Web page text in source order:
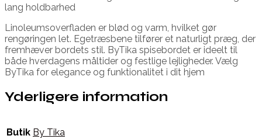
lang holdbarhed
Linoleumsoverfladen er blød og varm, hvilket gør
rengøringen let. Egetræsbene tilfører et naturligt præg, der
fremhæver bordets stil. ByTika spisebordet er ideelt til
både hverdagens måltider og festlige lejligheder. Vælg
ByTika for elegance og funktionalitet i dit hjem
Yderligere information
Butik By Tika